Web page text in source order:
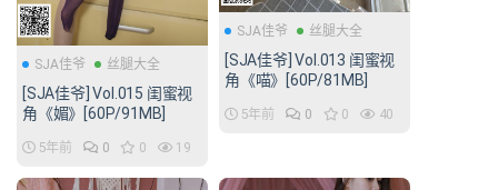
SJA佳爷 丝腿大全
[SJA佳爷] Vol.015 闺蜜视
角《媚》[60P/91MB]
5年前 0 0 19
SJA佳爷 丝腿大全
[SJA佳爷] Vol.013 闺蜜视
角《喵》[60P/81MB]
5年前 0 0 40